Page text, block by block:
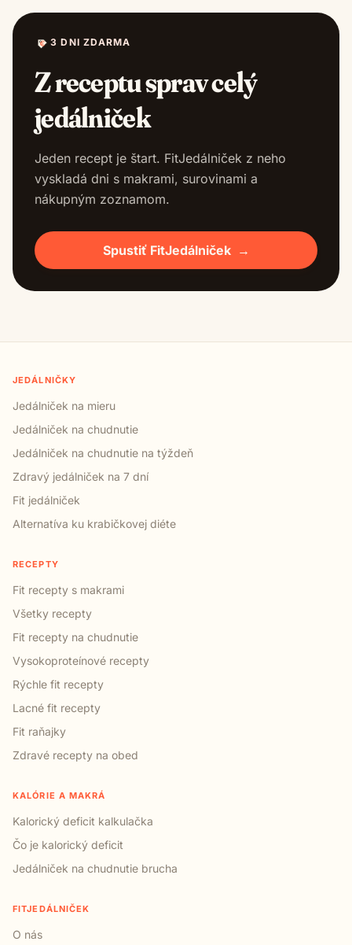
3 DNI ZDARMA
Z receptu sprav celý
jedálniček
Jeden recept je štart. FitJedálniček z neho
vyskladá dni s makrami, surovinami a
nákupným zoznamom.
Spustiť FitJedálniček →
JEDÁLNIČKY
Jedálniček na mieru
Jedálniček na chudnutie
Jedálniček na chudnutie na týždeň
Zdravý jedálniček na 7 dní
Fit jedálniček
Alternatíva ku krabičkovej diéte
RECEPTY
Fit recepty s makrami
Všetky recepty
Fit recepty na chudnutie
Vysokoproteínové recepty
Rýchle fit recepty
Lacné fit recepty
Fit raňajky
Zdravé recepty na obed
KALÓRIE A MAKRÁ
Kalorický deficit kalkulačka
Čo je kalorický deficit
Jedálniček na chudnutie brucha
FITJEDÁLNIČEK
O nás